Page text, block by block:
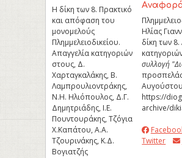
Η δίκη των 8. Πρακτικό
και απόφαση του
μονομελούς
Πλημμελειοδικείου.
Απαγγελία κατηγοριών
στους, Δ.
Χαρταγκαλάκης, Β.
Λαμπρουλιοντράκης,
Ν.Η. Ηλιόπουλος, Δ.Γ.
Δημητριάδης, Ι.Ε.
Πουντουράκης, Τζόγια
Χ.Καπάτου, Α.Α.
Τζουρινάκης, Κ.Δ.
Βογιατζής
Ηλίας
δίκη των
συλλογή
https://
archive/
Twitter